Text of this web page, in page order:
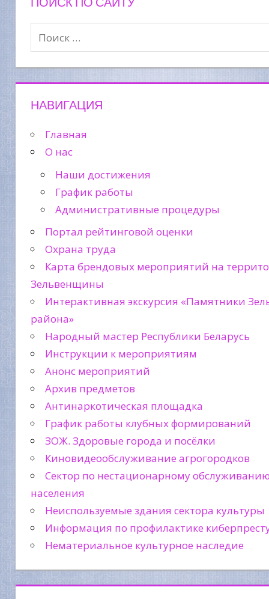
НАВИГАЦИЯ
Главная
О нас
Наши достижения
График работы
Административные процедуры
Портал рейтинговой оценки
Охрана труда
Карта брендовых мероприятий на
Зельвенщины
Интерактивная экскурсия «Памятники
района»
Народный мастер Республики Беларусь
Инструкции к мероприятиям
Анонс мероприятий
Архив предметов
Антинаркотическая площадка
График работы клубных формирований
ЗОЖ. Здоровые города и посёлки
Киновидеообслуживание агрогородков
Сектор по нестационарному
населения
Неиспользуемые здания сектора культуры
Информация по профилактике
Нематериальное культурное наследие